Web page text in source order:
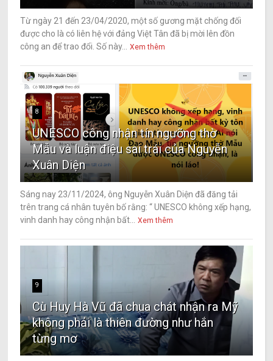
Từ ngày 21 đến 23/04/2020, một số gương mặt chống đối
được cho là có liên hệ với đảng Việt Tân đã bị mời lên đồn
công an để trao đổi. Số này...
Xem thêm
8
UNESCO công nhận tín ngưỡng thờ
Mẫu và luận điệu sai trái của Nguyễn
Xuân Diện
Sáng nay 23/11/2024, ông Nguyễn Xuân Diện đã đăng tải
trên trang cá nhân tuyên bố rằng: “ UNESCO không xếp hạng,
vinh danh hay công nhận bất...
Xem thêm
9
Cù Huy Hà Vũ đã chua chát nhận ra Mỹ
không phải là thiên đường như hắn
từng mơ